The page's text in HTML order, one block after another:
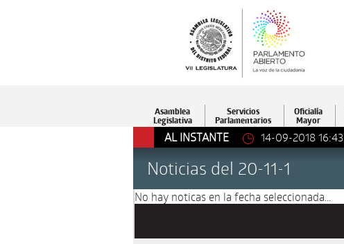
Asamblea
Legislativa
Servicios
Parlamentarios
Oficialía
Mayor
AL INSTANTE 14-09-2018 16:43
Noticias del 20-11-1
No hay noticas en la fecha seleccionada...